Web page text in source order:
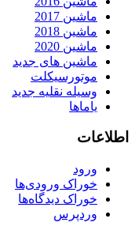
ماشین 2017
ماشین 2018
ماشین 2020
ماشین های جدید
موتورسیکلت
وسیله نقلیه جدید
یاماها
اطلاعات
ورود
خوراک ورودی‌ها
خوراک دیدگاه‌ها
وردپرس